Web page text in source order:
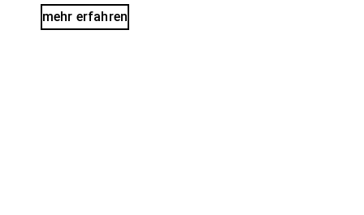
mehr erfahren